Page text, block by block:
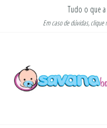
Tudo o que a
Em caso de dúvidas,